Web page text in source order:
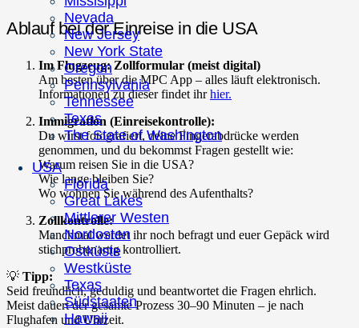
Nevada
New Jersey
New York State
Oregon
Pennsylvania
Tennessee
Texas
The State of Washington
USA
Florida
Great Lakes
Mittlerer Westen
Nordosten
Ostküste
Westküste
Texas
Südstaaten
Hawaii
Ablauf bei der Einreise in die USA
Im Flugzeug: Zollformular (meist digital)
Am besten über die MPC App – alles läuft elektronisch.
Informationen zu dieser findet ihrhier.
Immigration (Einreisekontrolle):
Du wirst fotografiert, deine Fingerabdrücke werden
genommen, und du bekommst Fragen gestellt wie:
Warum reisen Sie in die USA?
Wie lange bleiben Sie?
Wo wohnen Sie während des Aufenthalts?
Zollkontrolle:
Manchmal werdet ihr noch befragt und euer Gepäck wird
stichprobenartig kontrolliert.
💡 Tipp:
Seid freundlich, geduldig und beantwortet die Fragen ehrlich.
Meist dauert der gesamte Prozess 30–90 Minuten – je nach
Flughafen und Uhrzeit.